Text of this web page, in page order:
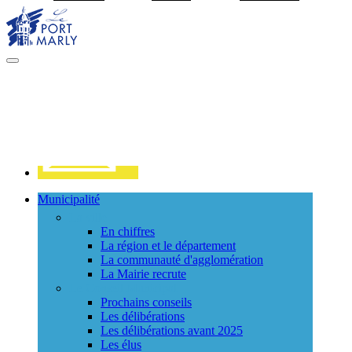
MENU
Municipalité
En chiffres
La région et le département
La communauté d'agglomération
La Mairie recrute
Prochains conseils
Les délibérations
Les délibérations avant 2025
Les élus